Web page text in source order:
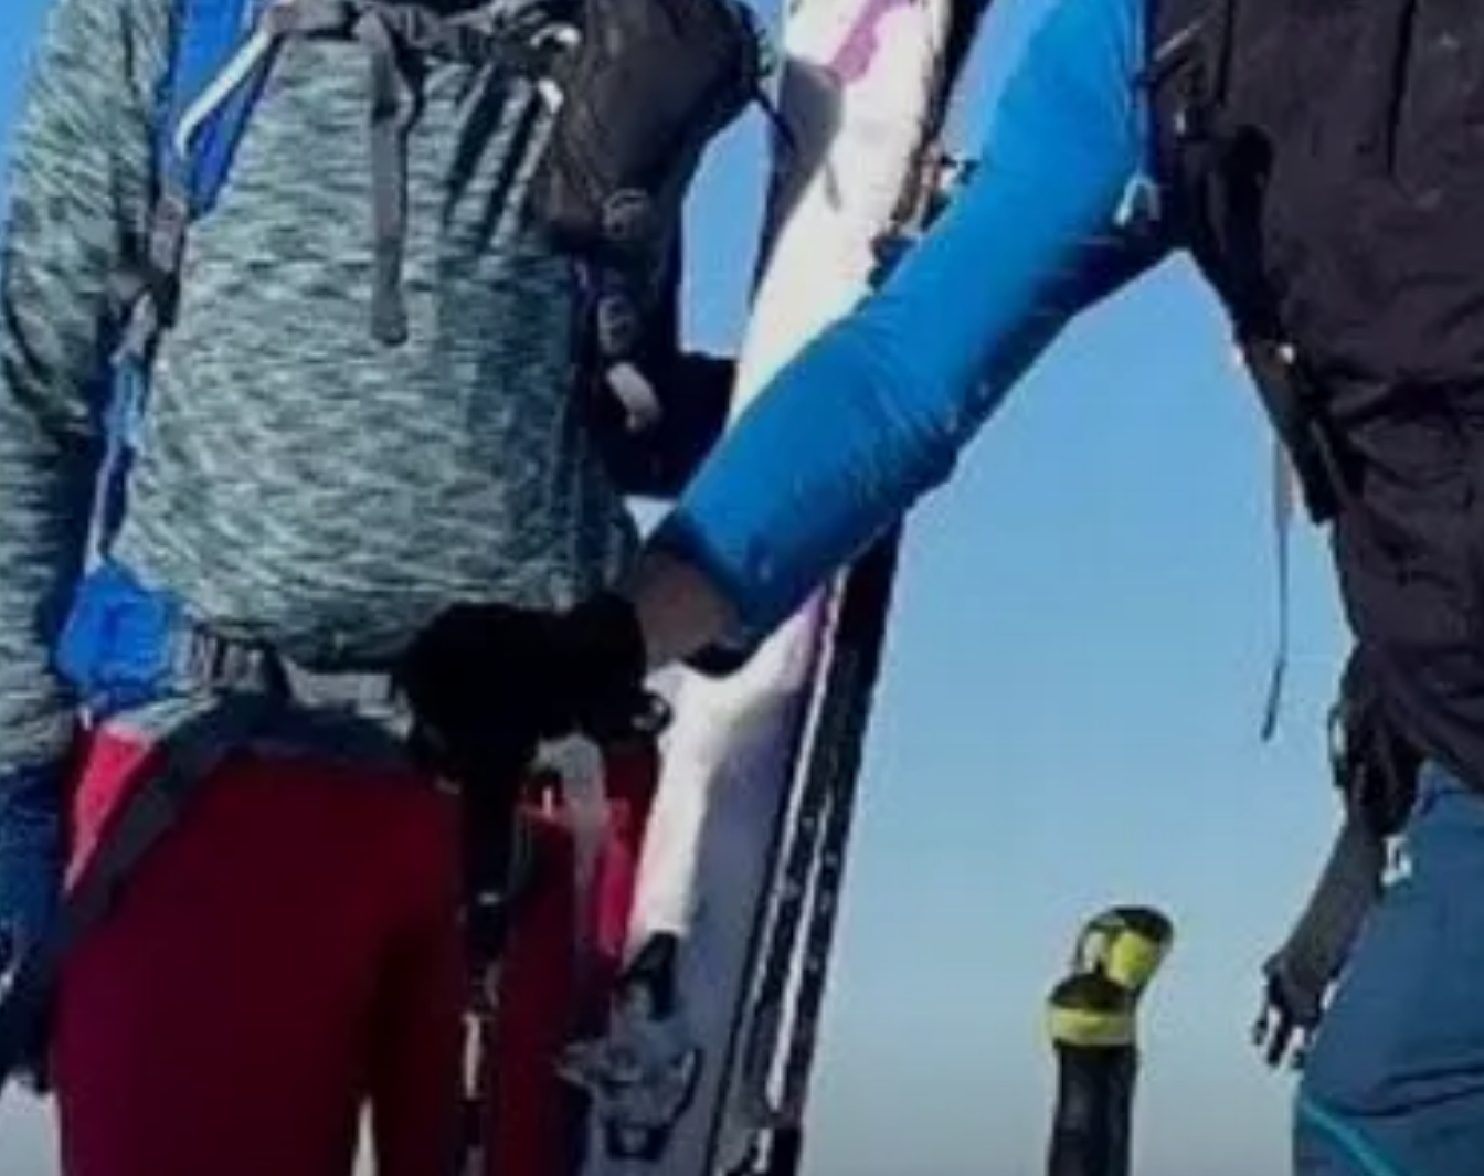
© Fabian Schönert